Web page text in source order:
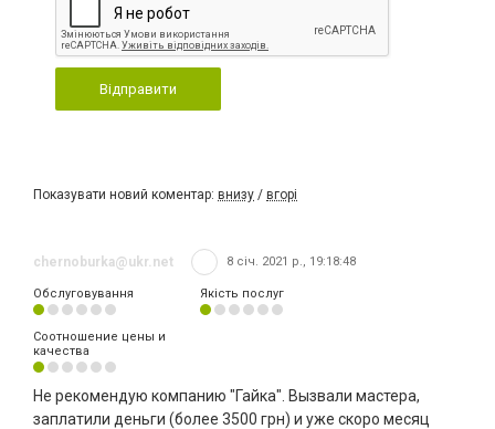
Відправити
Показувати новий коментар: внизу / вгорі
chernoburka@ukr.net 8 січ. 2021 р., 19:18:48
Обслуговування Якість послуг
Соотношение цены и
качества
Не рекомендую компанию "Гайка". Вызвали мастера,
заплатили деньги (более 3500 грн) и уже скоро месяц